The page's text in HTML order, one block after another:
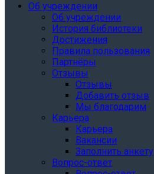
Об учреждении
Об учреждении
История библиотеки
Достижения
Правила пользования
Партнёры
Отзывы
Отзывы
Добавить отзыв
Мы благодарим
Карьера
Карьера
Вакансии
Заполнить анкету
Вопрос-ответ